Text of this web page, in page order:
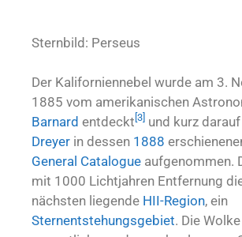
Sternbild: Perseus
Der Kaliforniennebel wurde am 3.
1885 vom amerikanischen
Barnard entdeckt [3] und kurz
Dreyer in dessen 1888
General Catalogue aufgenommen.
mit 1000 Lichtjahren Entfernung
nächsten liegende HII-Region, ein
Sternentstehungsgebiet. Die